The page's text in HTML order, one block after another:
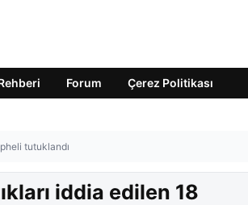
Forum Çerez Politikası
tutuklandı
iddia edilen 18